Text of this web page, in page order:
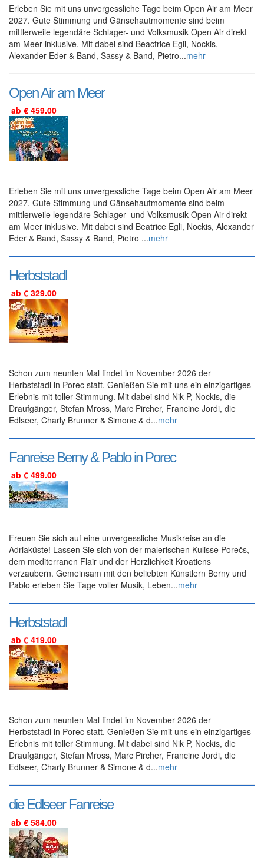
Erleben Sie mit uns unvergessliche Tage beim Open Air am Meer
2027. Gute Stimmung und Gänsehautmomente sind beim
mittlerweile legendäre Schlager- und Volksmusik Open Air direkt
am Meer inklusive. Mit dabei sind Beactrice Egli, Nockis,
Alexander Eder & Band, Sassy & Band, Pietro...mehr
Open Air am Meer
ab € 459.00
Erleben Sie mit uns unvergessliche Tage beim Open Air am Meer
2027. Gute Stimmung und Gänsehautmomente sind beim
mittlerweile legendäre Schlager- und Volksmusik Open Air direkt
am Meer inklusive. Mit dabei sind Beatrice Egli, Nockis, Alexander
Eder & Band, Sassy & Band, Pietro ...mehr
Herbststadl
ab € 329.00
Schon zum neunten Mal findet im November 2026 der
Herbststadl in Porec statt. Genießen Sie mit uns ein einzigartiges
Erlebnis mit toller Stimmung. Mit dabei sind Nik P, Nockis, die
Draufgänger, Stefan Mross, Marc Pircher, Francine Jordi, die
Edlseer, Charly Brunner & Simone & d...mehr
Fanreise Berny & Pablo in Porec
ab € 499.00
Freuen Sie sich auf eine unvergessliche Musikreise an die
Adriaküste! Lassen Sie sich von der malerischen Kulisse Porečs,
dem mediterranen Flair und der Herzlichkeit Kroatiens
verzaubern. Gemeinsam mit den beliebten Künstlern Berny und
Pablo erleben Sie Tage voller Musik, Leben...mehr
Herbststadl
ab € 419.00
Schon zum neunten Mal findet im November 2026 der
Herbststadl in Porec statt. Genießen Sie mit uns ein einzigartiges
Erlebnis mit toller Stimmung. Mit dabei sind Nik P, Nockis, die
Draufgänger, Stefan Mross, Marc Pircher, Francine Jordi, die
Edlseer, Charly Brunner & Simone & d...mehr
die Edlseer Fanreise
ab € 584.00